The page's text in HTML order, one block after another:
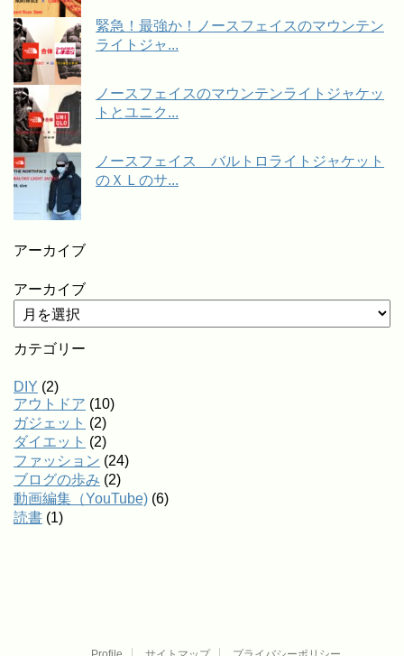
緊急！最強か！ノースフェイスのマウンテン
ライトジャ...
ノースフェイスのマウンテンライトジャケッ
トとユニク...
ノースフェイス バルトロライトジャケット
のＸＬのサ...
アーカイブ
アーカイブ
カテゴリー
DIY (2)
アウトドア (10)
ガジェット (2)
ダイエット (2)
ファッション (24)
ブログの歩み (2)
動画編集（YouTube) (6)
読書 (1)